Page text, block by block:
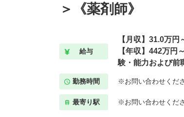
＞《薬剤師》
給与
【月収】31.0万
【年収】442万
験・能力および前
勤務時間 ※お問い合わせくだ
最寄り駅 ※お問い合わせくだ